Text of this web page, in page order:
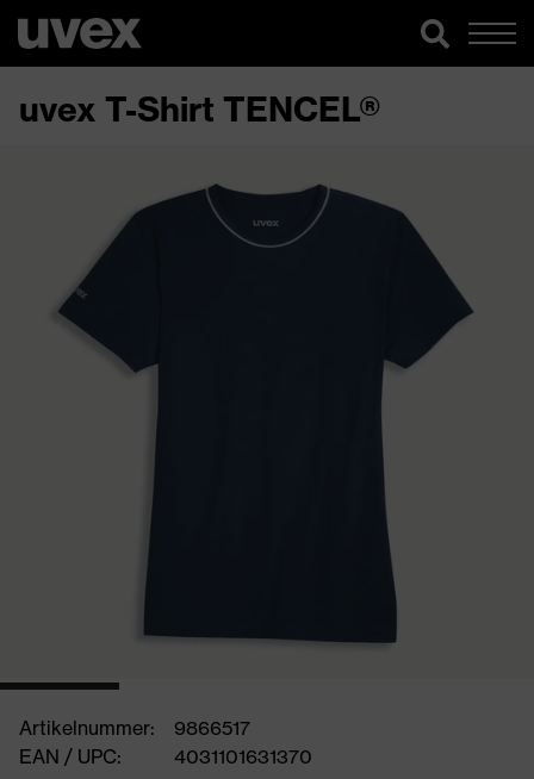
uvex T-Shirt TENCEL®
Artikelnummer:
9866517
EAN / UPC:
4031101631370